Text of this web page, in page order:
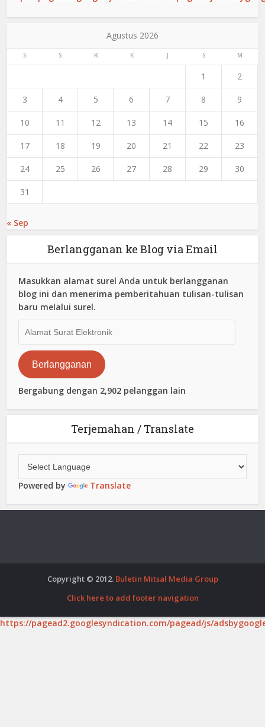
Agustus 2026
S S R K J S M
1 2
3 4 5 6 7 8 9
10 11 12 13 14 15 16
17 18 19 20 21 22 23
24 25 26 27 28 29 30
31
« Sep
Berlangganan ke Blog via Email
Masukkan alamat surel Anda untuk berlangganan
blog ini dan menerima pemberitahuan tulisan-tulisan
baru melalui surel.
Surat
Elektronik
Berlangganan
Bergabung dengan 2,902 pelanggan lain
Terjemahan / Translate
Powered by Translate
Copyright © 2012. Buletin Mitsal Media Group
Click here to add footer navigation
https://pagead2.googlesyndication.com/pagead/js/